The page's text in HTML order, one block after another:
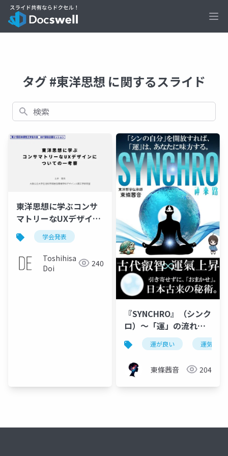
タグ #東洋思想 に関するスライド
検索
東洋思想に学ぶコンサ
マトリーなUXデザイン
についての一考察
学会発表
Toshihisa
Doi
240
『SYNCHRO』（シンク
ロ）～「運」の流れへ
と導く、”核”となる手
引書～
運が良い 運気上昇
東條茜音 204